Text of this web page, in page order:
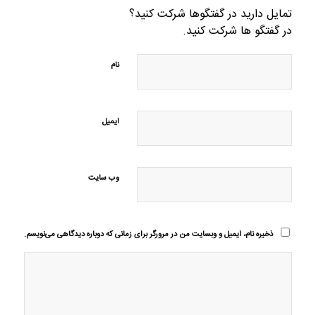
تمایل دارید در گفتگوها شرکت کنید؟
در گفتگو ها شرکت کنید.
نام
ایمیل
وب‌ سایت
ذخیره نام، ایمیل و وبسایت من در مرورگر برای زمانی که دوباره دیدگاهی می‌نویسم.